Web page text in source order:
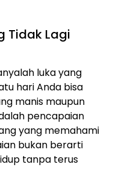
Tidak Lagi
luka yang
hari Anda bisa
manis maupun
pencapaian
yang memahami
bukan berarti
tanpa terus